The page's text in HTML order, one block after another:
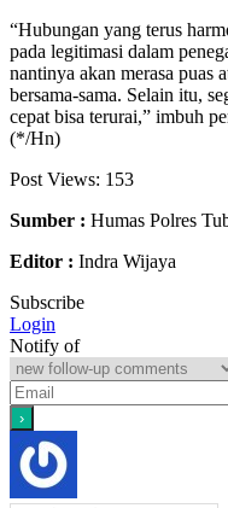
“Hubungan yang terus
pada legitimasi dalam
nantinya akan merasa puas
bersama-sama. Selain itu,
cepat bisa terurai,” imbuh
(*/Hn)
Post Views: 153
Sumber : Humas Polres
Editor : Indra Wijaya
Subscribe
Login
Notify of